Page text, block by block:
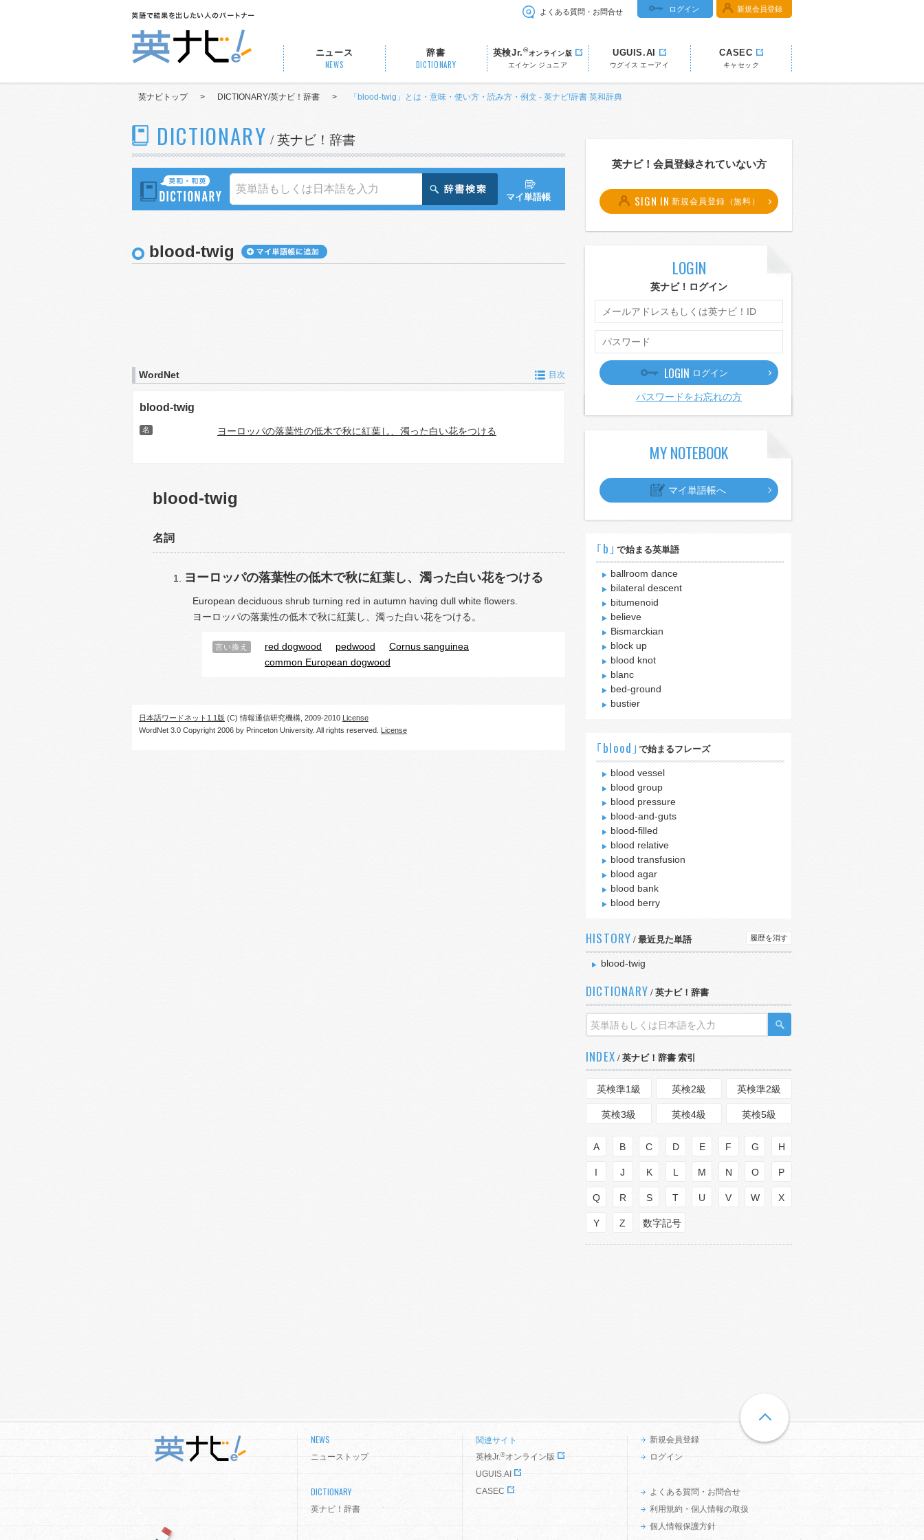
よくある質問・お問合せ ログイン 新規会員登録
ニュース
NEWS
辞書
DICTIONARY
英検Jr.®オンライン版
エイケン ジュニア
UGUIS.AI
ウグイス エーアイ
CASEC
キャセック
英ナビトップ > DICTIONARY/英ナビ！辞書 > 「blood-twig」とは・意味・使い方・読み方・例文 - 英ナビ!辞書 英和辞典
DICTIONARY / 英ナビ！辞書
マイ単語帳
blood-twig
WordNet 目次
blood-twig
名 ヨーロッパの落葉性の低木で秋に紅葉し、濁った白い花をつける
blood-twig
名詞
ヨーロッパの落葉性の低木で秋に紅葉し、濁った白い花をつける
European deciduous shrub turning red in autumn having dull white flowers.
ヨーロッパの落葉性の低木で秋に紅葉し、濁った白い花をつける。
言い換え red dogwood pedwood
Cornus sanguinea
common European dogwood
日本語ワードネット1.1版 (C) 情報通信研究機構, 2009-2010 License
WordNet 3.0 Copyright 2006 by Princeton University. All rights reserved. License
英ナビ！会員登録されていない方
SIGN IN 新規会員登録（無料）
LOGIN
英ナビ！ログイン
LOGIN ログイン
パスワードをお忘れの方
MY NOTEBOOK
マイ単語帳へ
｢b｣ で始まる英単語
ballroom dance
bilateral descent
bitumenoid
believe
Bismarckian
block up
blood knot
blanc
bed-ground
bustier
｢blood｣で始まるフレーズ
blood vessel
blood group
blood pressure
blood-and-guts
blood-filled
blood relative
blood transfusion
blood agar
blood bank
blood berry
HISTORY / 最近見た単語 履歴を消す
blood-twig
DICTIONARY / 英ナビ！辞書
INDEX / 英ナビ！辞書 索引
英検準1級 英検2級 英検準2級
英検3級 英検4級 英検5級
A B C D E F G H
I J K L M N O P
Q R S T U V W X
Y Z 数字記号
NEWS
ニューストップ
DICTIONARY
英ナビ！辞書
関連サイト
英検Jr.®オンライン版
UGUIS.AI
CASEC
新規会員登録
ログイン
よくある質問・お問合せ
利用規約・個人情報の取扱
個人情報保護方針